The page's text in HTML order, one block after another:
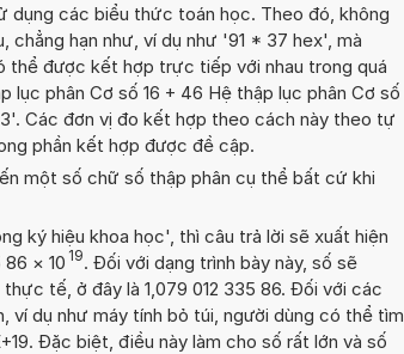
dụng các biểu thức toán học. Theo đó, không
hạn như, ví dụ như '91 * 37 hex', mà
thể được kết hợp trực tiếp với nhau trong quá
lục phân Cơ số 16 + 46 Hệ thập lục phân Cơ số
Các đơn vị đo kết hợp theo cách này theo tự
phần kết hợp được đề cập.
một số chữ số thập phân cụ thể bất cứ khi
ký hiệu khoa học', thì câu trả lời sẽ xuất hiện
86 × 10 19. Đối với dạng trình bày này, số sẽ
tế, ở đây là 1,079 012 335 86. Đối với các
ví dụ như máy tính bỏ túi, người dùng có thể tìm
Đặc biệt, điều này làm cho số rất lớn và số